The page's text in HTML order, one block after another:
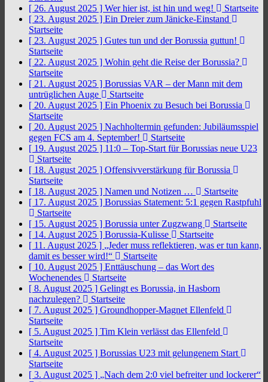
[ 26. August 2025 ] Wer hier ist, ist hin und weg!
Startseite
[ 23. August 2025 ] Ein Dreier zum Jänicke-Einstand
Startseite
[ 23. August 2025 ] Gutes tun und der Borussia guttun!
Startseite
[ 22. August 2025 ] Wohin geht die Reise der Borussia?
Startseite
[ 21. August 2025 ] Borussias VAR – der Mann mit dem
untrüglichen Auge
Startseite
[ 20. August 2025 ] Ein Phoenix zu Besuch bei Borussia
Startseite
[ 20. August 2025 ] Nachholtermin gefunden: Jubiläumsspiel
gegen FCS am 4. September!
Startseite
[ 19. August 2025 ] 11:0 – Top-Start für Borussias neue U23
Startseite
[ 18. August 2025 ] Offensivverstärkung für Borussia
Startseite
[ 18. August 2025 ] Namen und Notizen …
Startseite
[ 17. August 2025 ] Borussias Statement: 5:1 gegen Rastpfuhl
Startseite
[ 15. August 2025 ] Borussia unter Zugzwang
Startseite
[ 14. August 2025 ] Borussia-Kulisse
Startseite
[ 11. August 2025 ] „Jeder muss reflektieren, was er tun kann,
damit es besser wird!“
Startseite
[ 10. August 2025 ] Enttäuschung – das Wort des
Wochenendes
Startseite
[ 8. August 2025 ] Gelingt es Borussia, in Hasborn
nachzulegen?
Startseite
[ 7. August 2025 ] Groundhopper-Magnet Ellenfeld
Startseite
[ 5. August 2025 ] Tim Klein verlässt das Ellenfeld
Startseite
[ 4. August 2025 ] Borussias U23 mit gelungenem Start
Startseite
[ 3. August 2025 ] „Nach dem 2:0 viel befreiter und lockerer“